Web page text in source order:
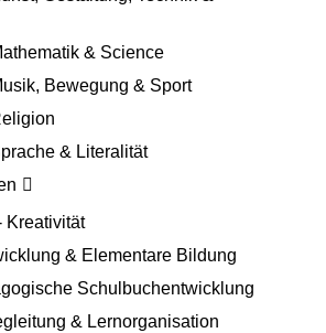
& Science
Bewegung & Sport
& Literalität
Kreativität
& Elementare Bildung
Schulbuchentwicklung
& Lernorganisation